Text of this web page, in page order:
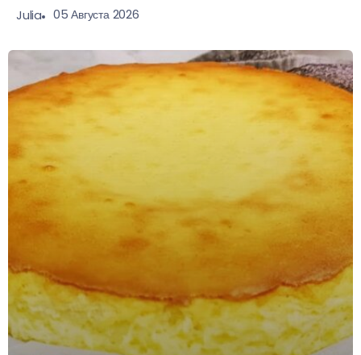
Julia 05 Августа 2026